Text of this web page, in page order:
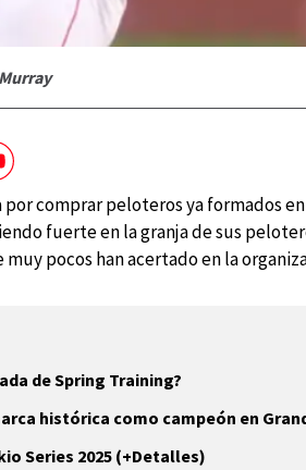
comprar peloteros ya formados en
fuerte en la granja de sus
pocos han acertado en la
de Spring Training?
histórica como campeón en
Series 2025 (+Detalles)